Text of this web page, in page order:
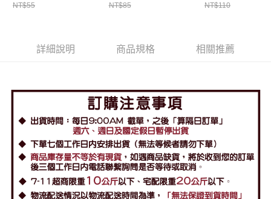
NT$55 NT$85 NT$110
詳細說明 商品規格 相關推薦